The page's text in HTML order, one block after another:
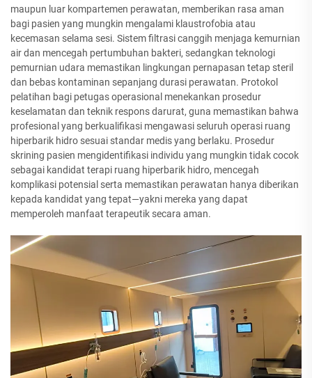
maupun luar kompartemen perawatan, memberikan rasa aman
bagi pasien yang mungkin mengalami klaustrofobia atau
kecemasan selama sesi. Sistem filtrasi canggih menjaga kemurnian
air dan mencegah pertumbuhan bakteri, sedangkan teknologi
pemurnian udara memastikan lingkungan pernapasan tetap steril
dan bebas kontaminan sepanjang durasi perawatan. Protokol
pelatihan bagi petugas operasional menekankan prosedur
keselamatan dan teknik respons darurat, guna memastikan bahwa
profesional yang berkualifikasi mengawasi seluruh operasi ruang
hiperbarik hidro sesuai standar medis yang berlaku. Prosedur
skrining pasien mengidentifikasi individu yang mungkin tidak cocok
sebagai kandidat terapi ruang hiperbarik hidro, mencegah
komplikasi potensial serta memastikan perawatan hanya diberikan
kepada kandidat yang tepat—yakni mereka yang dapat
memperoleh manfaat terapeutik secara aman.